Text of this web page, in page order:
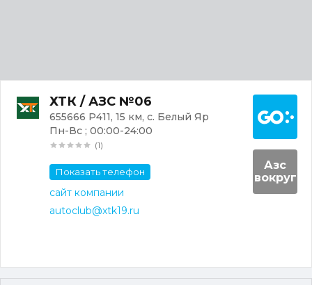
ХТК / АЗС №06
655666 Р411, 15 км, с. Белый Яр
Пн-Вс ; 00:00-24:00
(1)
Показать телефон
сайт компании
autoclub@xtk19.ru
Азс
вокруг